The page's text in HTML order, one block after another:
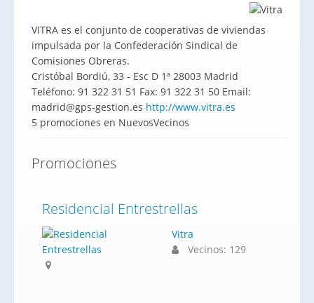
VITRA es el conjunto de cooperativas de viviendas
impulsada por la Confederación Sindical de
Comisiones Obreras.
Cristóbal Bordiú, 33 - Esc D 1ª 28003 Madrid
Teléfono: 91 322 31 51 Fax: 91 322 31 50 Email:
madrid@gps-gestion.es http://www.vitra.es
5 promociones en NuevosVecinos
Promociones
Residencial Entrestrellas
Vitra
Vecinos: 129